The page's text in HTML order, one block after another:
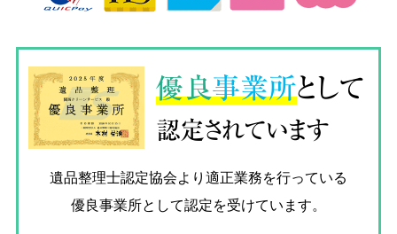
優良事業所として
認定されています
遺品整理士認定協会より適正業務を行っている
優良事業所として認定を受けています。